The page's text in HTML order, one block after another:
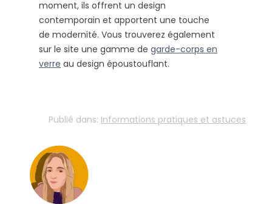
moment, ils offrent un design
contemporain et apportent une touche
de modernité. Vous trouverez également
sur le site une gamme de garde-corps en
verre au design époustouflant.
Publié dans: Informations pratiques et astuces